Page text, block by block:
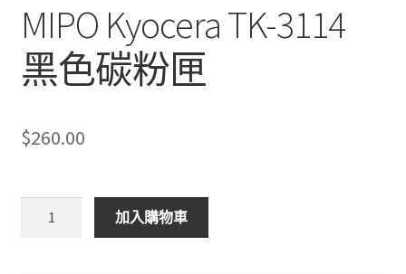
MIPO Kyocera TK-3114
黑色碳粉匣
$260.00
加入購物車